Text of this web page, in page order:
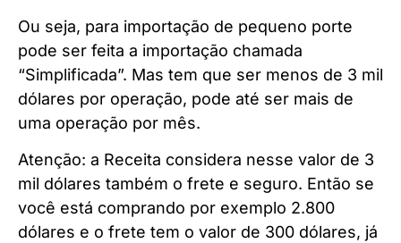
Ou seja, para importação de pequeno porte
pode ser feita a importação chamada
“Simplificada”. Mas tem que ser menos de 3 mil
dólares por operação, pode até ser mais de
uma operação por mês.
Atenção: a Receita considera nesse valor de 3
mil dólares também o frete e seguro. Então se
você está comprando por exemplo 2.800
dólares e o frete tem o valor de 300 dólares, já